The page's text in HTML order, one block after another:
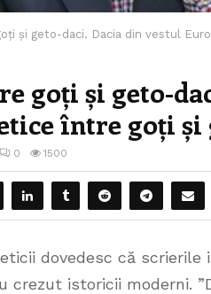
și geto-daci. Dacia din vestul
goți și geto-
între goți și
0 1500
dovedesc că scrierile
istoricii moderni.